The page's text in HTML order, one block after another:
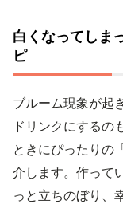
白くなってしま
ピ
ブルーム現象が起
ドリンクにするの
ときにぴったりの
介します。作って
っと立ちのぼり、